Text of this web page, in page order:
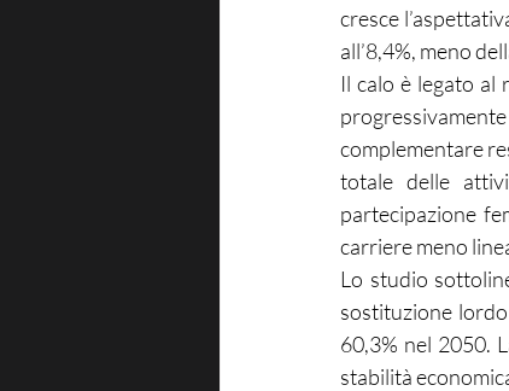
cresce
all’8,4%, meno
Il calo è legato al
complementare
totale delle
partecipazione
carriere meno
Lo studio
sostituzione
60,3% nel 2050.
stabilità